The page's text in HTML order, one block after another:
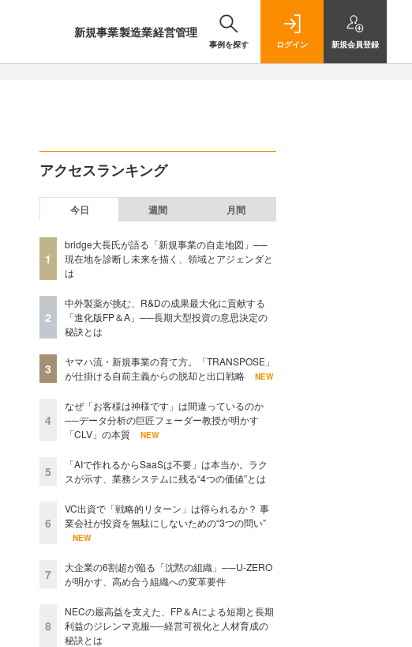
新規事業製造業経営管理
事例を探す ログイン 新規会員登録
アクセスランキング
今日 週間 月間
1
bridge大長氏が語る「新規事業の自走地図」──
現在地を診断し未来を描く、領域とアジェンダと
は
2
中外製薬が挑む、R&Dの成果最大化に貢献する
「進化版FP＆A」──長期大型投資の意思決定の
秘訣とは
3
ヤマハ流・新規事業の育て方。「TRANSPOSE」
が仕掛ける自前主義からの脱却と出口戦略
NEW
4
なぜ「お客様は神様です」は間違っているのか
──データ分析の巨匠フェーダー教授が明かす
「CLV」の本質
NEW
5
「AIで作れるからSaaSは不要」は本当か。ラク
スが示す、業務システムに残る“4つの価値”とは
6
VC出資で「戦略的リターン」は得られるか？ 事
業会社が投資を無駄にしないための“3つの問い”
NEW
7
大企業の6割超が陥る「沈黙の組織」──U-ZERO
が明かす、高め合う組織への変革要件
8
NECの最高益を支えた、FP＆Aによる短期と長期
利益のジレンマ克服──経営可視化と人材育成の
秘訣とは